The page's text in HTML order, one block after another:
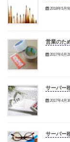
2018年5月9
営業のた
2017年6月
サーバー
2017年4月
サーバー